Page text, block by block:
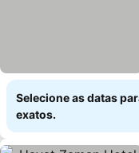
Selecione as datas
exatos.